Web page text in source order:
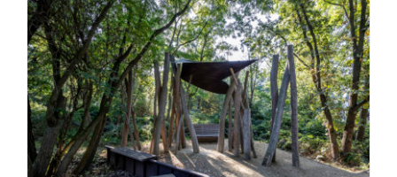
Grünfläche Eingang Waldpark Hermann-
Kasack-Straße